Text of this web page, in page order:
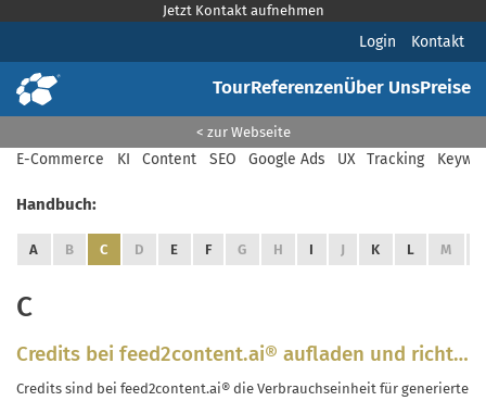
Jetzt Kontakt aufnehmen
Login Kontakt
TourReferenzenÜber UnsPreise
< zur Webseite
E-Commerce KI Content SEO Google Ads UX Tracking
Handbuch:
A B C D E F G H I J K L M
C
Credits bei feed2content.ai® aufladen und richtig
planen
Credits sind bei feed2content.ai® die Verbrauchseinheit für generierte